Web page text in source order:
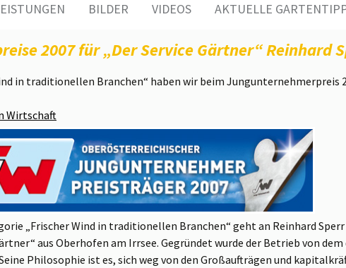
BILDER VIDEOS AKTUELLE
2007 für „Der Service Gärtner“ Reinhard
in traditionellen Branchen“ haben wir beim Jungunternehmerpreis
Wirtschaft
„Frischer Wind in traditionellen Branchen“ geht an Reinhard Sperr
aus Oberhofen am Irrsee.Gegründet wurde der Betrieb von dem
Philosophie ist es, sich weg von den Großaufträgen und